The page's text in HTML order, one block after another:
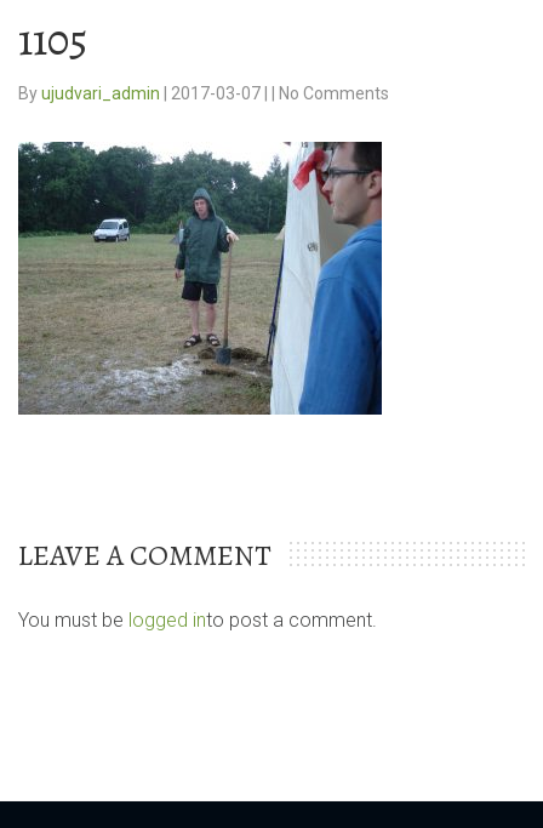
1105
Byujudvari_admin 2017-03-07 No Comments
LEAVE A COMMENT
You must be logged into post a comment.